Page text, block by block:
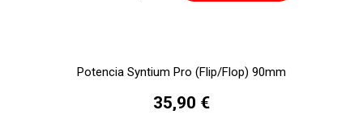
Potencia Syntium Pro (Flip/Flop) 90mm
35,90 €